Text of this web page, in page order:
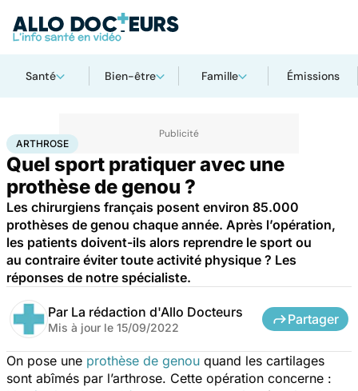
Santé Bien-être Famille Émissions
AccueilBien-être Arthrose
ARTHROSE
Quel sport pratiquer avec une
prothèse de genou ?
Les chirurgiens français posent environ 85.000
prothèses de genou chaque année. Après l’opération,
les patients doivent-ils alors reprendre le sport ou
au contraire éviter toute activité physique ? Les
réponses de notre spécialiste.
Par La rédaction d'Allo Docteurs
Mis à jour le 15/09/2022
Partager
On pose une prothèse de genou quand les cartilages
sont abîmés par l’arthrose. Cette opération concerne :